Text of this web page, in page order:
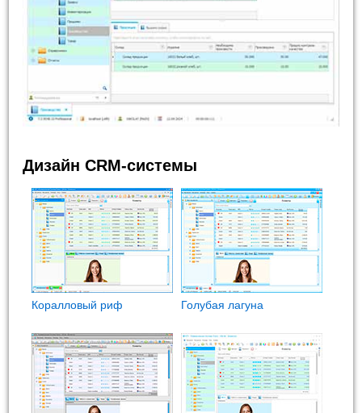
Дизайн CRM-системы
Коралловый риф Голубая лагуна